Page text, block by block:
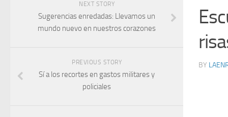
BY
NEXT STORY
Sugerencias enredadas: Llevamos un
mundo nuevo en nuestros corazones
PREVIOUS STORY
Sí a los recortes en gastos militares y
policiales